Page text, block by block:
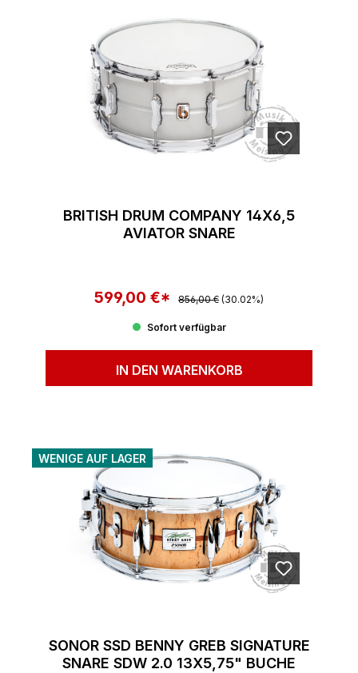
BRITISH DRUM COMPANY 14X6,5
AVIATOR SNARE
Verkaufspreis:
599,00 €* Regulärer Preis:
856,00 € (30.02%)
Sofort verfügbar
IN DEN WARENKORB
WENIGE AUF LAGER
SONOR SSD BENNY GREB SIGNATURE
SNARE SDW 2.0 13X5,75" BUCHE